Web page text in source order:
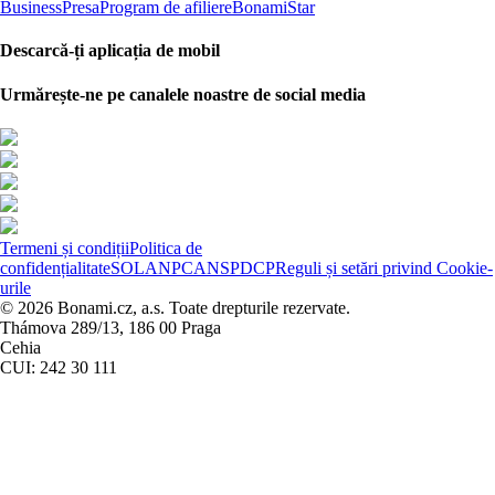
BusinessPresaProgram de afiliereBonamiStar
Descarcă-ți aplicația de mobil
Urmărește-ne pe canalele noastre de social media
Termeni și condițiiPolitica de
confidențialitateSOLANPCANSPDCPReguli și setări privind Cookie-
urile
© 2026 Bonami.cz, a.s. Toate drepturile rezervate.
Thámova 289/13, 186 00 Praga
Cehia
CUI: 242 30 111